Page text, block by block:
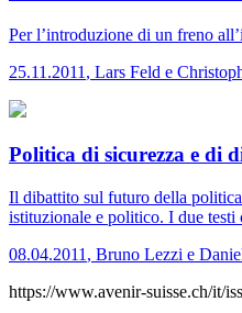
Per l’introduzione di un freno
25.11.2011 , Lars Feld e
Politica di sicurezza e di
Il dibattito sul futuro della politica
istituzionale e politico. I due
08.04.2011 , Bruno Lezzi e
https://www.avenir-suisse.ch/it/